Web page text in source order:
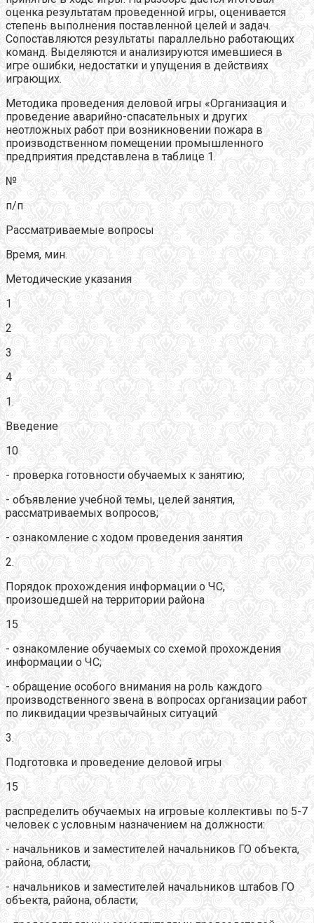
оценка результатам проведенной игры, оценивается
степень выполнения поставленной целей и задач.
Сопоставляются результаты параллельно работающих
команд. Выделяются и анализируются имевшиеся в
игре ошибки, недостатки и упущения в действиях
играющих.
Методика проведения деловой игры «Организация и
проведение аварийно-спасательных и других
неотложных работ при возникновении пожара в
производственном помещении промышленного
предприятия представлена в таблице 1.
№
п/п
Рассматриваемые вопросы
Время, мин.
Методические указания
1
2
3
4
1.
Введение
10
- проверка готовности обучаемых к занятию;
- объявление учебной темы, целей занятия,
рассматриваемых вопросов;
- ознакомление с ходом проведения занятия
2.
Порядок прохождения информации о ЧС,
произошедшей на территории района
15
- ознакомление обучаемых со схемой прохождения
информации о ЧС;
- обращение особого внимания на роль каждого
производственного звена в вопросах организации работ
по ликвидации чрезвычайных ситуаций
3.
Подготовка и проведение деловой игры
15
распределить обучаемых на игровые коллективы по 5-7
человек с условным назначением на должности:
- начальников и заместителей начальников ГО объекта,
района, области;
- начальников и заместителей начальников штабов ГО
объекта, района, области;